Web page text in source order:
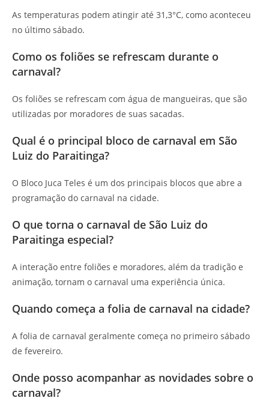
As temperaturas podem atingir até 31,3°C, como aconteceu
no último sábado.
Como os foliões se refrescam durante o
carnaval?
Os foliões se refrescam com água de mangueiras, que são
utilizadas por moradores de suas sacadas.
Qual é o principal bloco de carnaval em São
Luiz do Paraitinga?
O Bloco Juca Teles é um dos principais blocos que abre a
programação do carnaval na cidade.
O que torna o carnaval de São Luiz do
Paraitinga especial?
A interação entre foliões e moradores, além da tradição e
animação, tornam o carnaval uma experiência única.
Quando começa a folia de carnaval na cidade?
A folia de carnaval geralmente começa no primeiro sábado
de fevereiro.
Onde posso acompanhar as novidades sobre o
carnaval?